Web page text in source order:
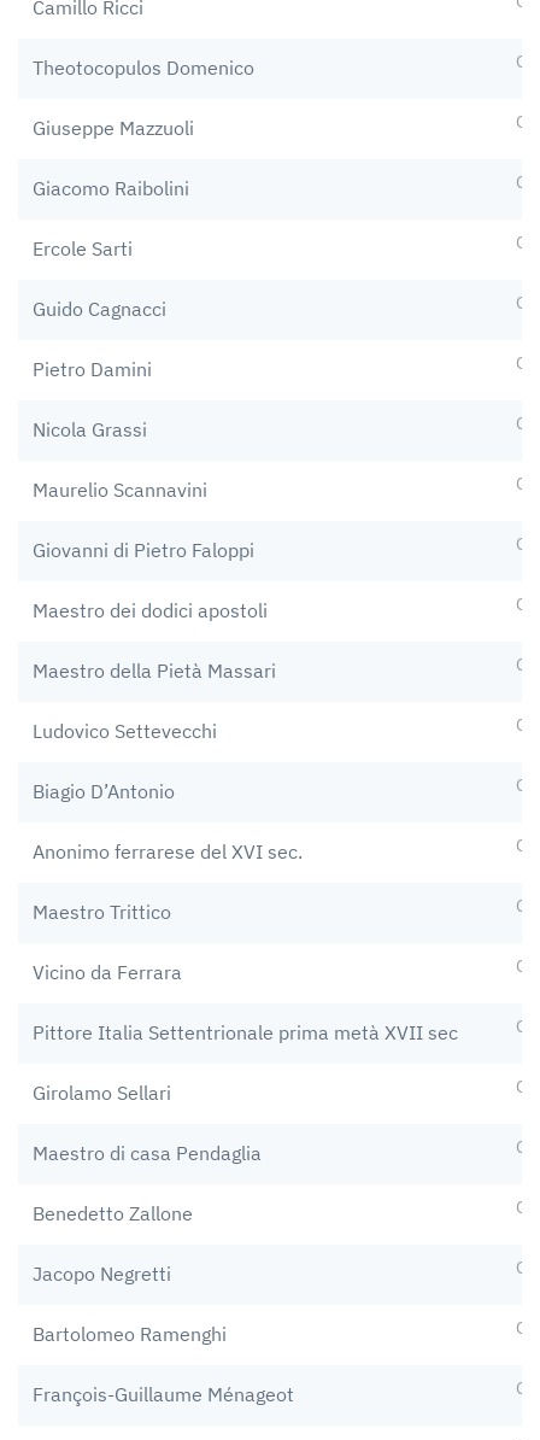
Camillo Ricci
Theotocopulos Domenico
Giuseppe Mazzuoli
Giacomo Raibolini
Ercole Sarti
Guido Cagnacci
Pietro Damini
Nicola Grassi
Maurelio Scannavini
Giovanni di Pietro Faloppi
Maestro dei dodici apostoli
Maestro della Pietà Massari
Ludovico Settevecchi
Biagio D’Antonio
Anonimo ferrarese del XVI sec.
Maestro Trittico
Vicino da Ferrara
Pittore Italia Settentrionale prima metà XVII sec
Girolamo Sellari
Maestro di casa Pendaglia
Benedetto Zallone
Jacopo Negretti
Bartolomeo Ramenghi
François-Guillaume Ménageot